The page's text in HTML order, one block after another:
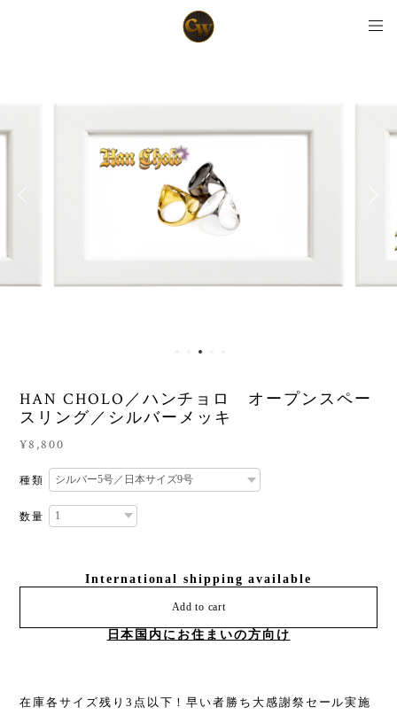
HAN CHOLO／ハンチョロ オープンスペー
スリング／シルバーメッキ
¥8,800
種類
数量
International shipping available
Add to cart
日本国内にお住まいの方向け
在庫各サイズ残り3点以下！早い者勝ち大感謝祭セール実施